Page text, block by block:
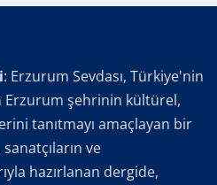
: Erzurum Sevdası, Türkiye'nin
Erzurum şehrinin kültürel,
tanıtmayı amaçlayan bir
ve
hazırlanan dergide,